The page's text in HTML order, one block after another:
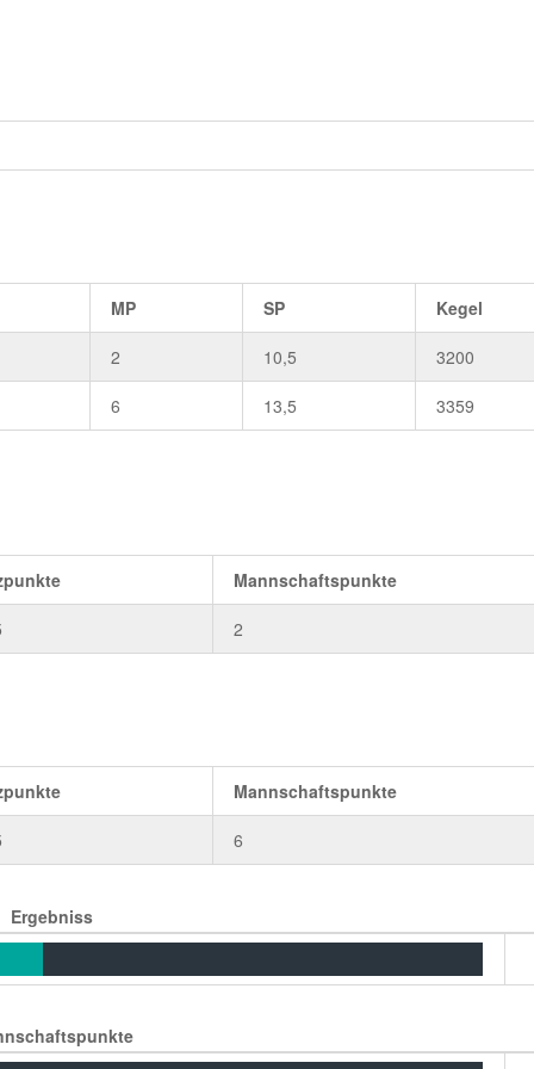
MP SP Kegel
2 10,5 3200
6 13,5 3359
Mannschaftspunkte
2
Mannschaftspunkte
6
Ergebniss